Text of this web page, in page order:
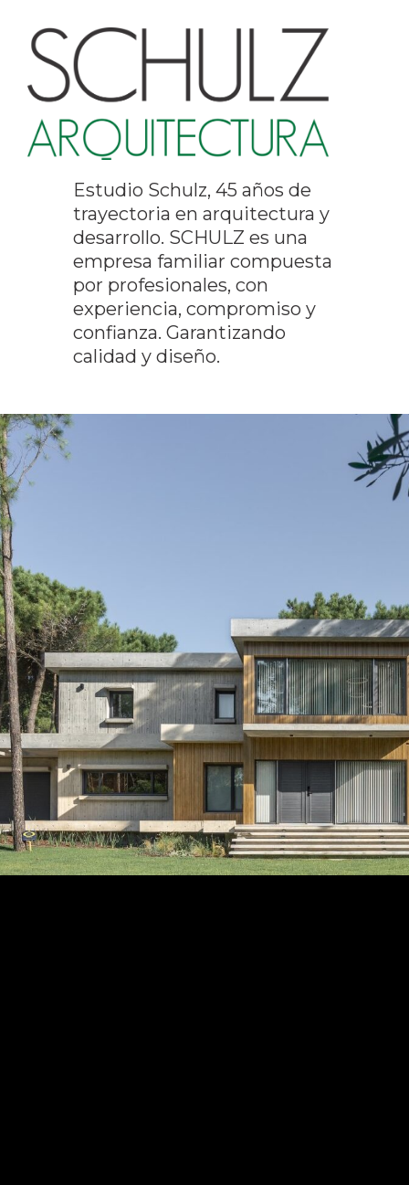
Estudio Schulz, 45 años de
trayectoria en arquitectura y
desarrollo. SCHULZ es una
empresa familiar compuesta
por profesionales, con
experiencia, compromiso y
confianza. Garantizando
calidad y diseño.